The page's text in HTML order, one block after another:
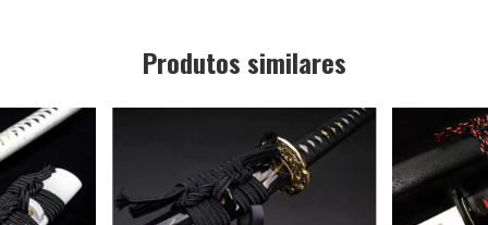
Produtos similares